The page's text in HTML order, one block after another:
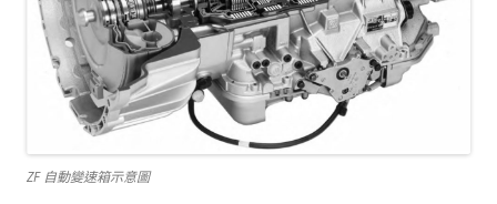
ZF 自動變速箱示意圖